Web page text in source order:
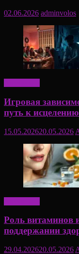
02.06.2026 adminvolos
Игровая
путь к исцелению
15.05.202620.05.2026
Роль витаминов
поддержании
29.04.202620.05.2026